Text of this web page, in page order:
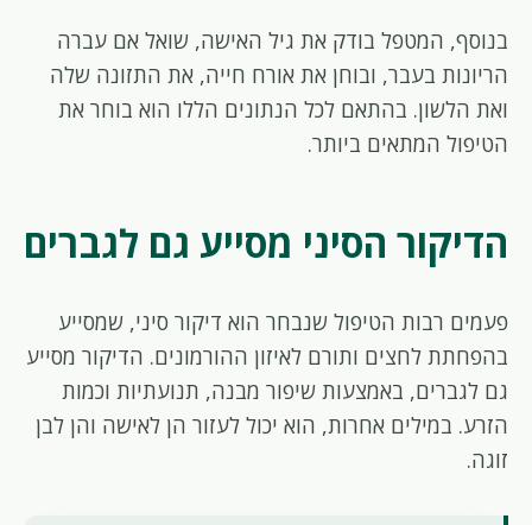
בנוסף, המטפל בודק את גיל האישה, שואל אם עברה
הריונות בעבר, ובוחן את אורח חייה, את התזונה שלה
ואת הלשון. בהתאם לכל הנתונים הללו הוא בוחר את
הטיפול המתאים ביותר.
הדיקור הסיני מסייע גם לגברים
פעמים רבות הטיפול שנבחר הוא דיקור סיני, שמסייע
בהפחתת לחצים ותורם לאיזון ההורמונים. הדיקור מסייע
גם לגברים, באמצעות שיפור מבנה, תנועתיות וכמות
הזרע. במילים אחרות, הוא יכול לעזור הן לאישה והן לבן
זוגה.